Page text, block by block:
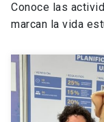
Conoce las
marcan la vida